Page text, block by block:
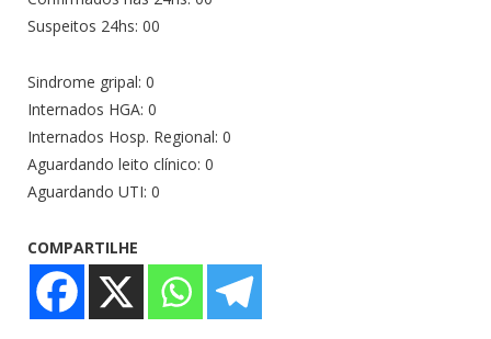
Suspeitos 24hs: 00
Sindrome gripal: 0
Internados HGA: 0
Internados Hosp. Regional: 0
Aguardando leito clínico: 0
Aguardando UTI: 0
COMPARTILHE